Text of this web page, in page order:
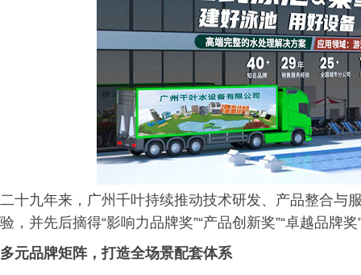
二十九年来，广州千叶持续推动技术研发、产品整合与
验，并先后摘得“影响力品牌奖”“产品创新奖”“卓越品牌
多元品牌矩阵，打造全场景配套体系